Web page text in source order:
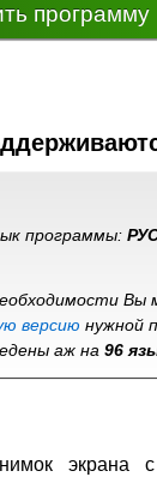
программу
программы:
Вы
версию нужной
аж на96
экрана